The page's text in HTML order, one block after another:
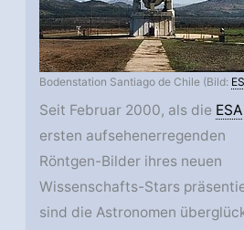
Bodenstation Santiago de Chile (Bild:
Seit Februar 2000, als die ESA
ersten aufsehenerregenden
Röntgen-Bilder ihres neuen
Wissenschafts-Stars
sind die Astronomen